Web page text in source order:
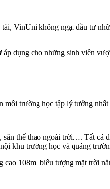
VinUni không ngại đầu tư
áp dụng cho những sinh viên
môi trường học tập lý tưởng nhất
thể thao ngoài trời…. Tất cả
khu trường học và quảng
108m, biểu tượng mặt trời